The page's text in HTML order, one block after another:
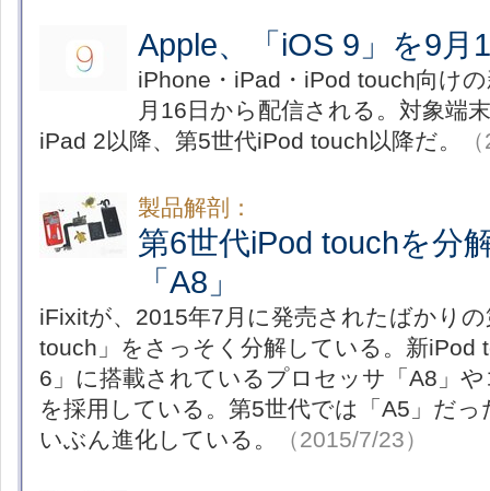
Apple、「iOS 9」を9月
iPhone・iPad・iPod touch向け
月16日から配信される。対象端
iPad 2以降、第5世代iPod touch以降だ。
製品解剖：
第6世代iPod touchを分
「A8」
iFixitが、2015年7月に発売されたばかり
touch」をさっそく分解している。新iPod
6」に搭載されているプロセッサ「A8」
を採用している。第5世代では「A5」だ
いぶん進化している。
（2015/7/23）